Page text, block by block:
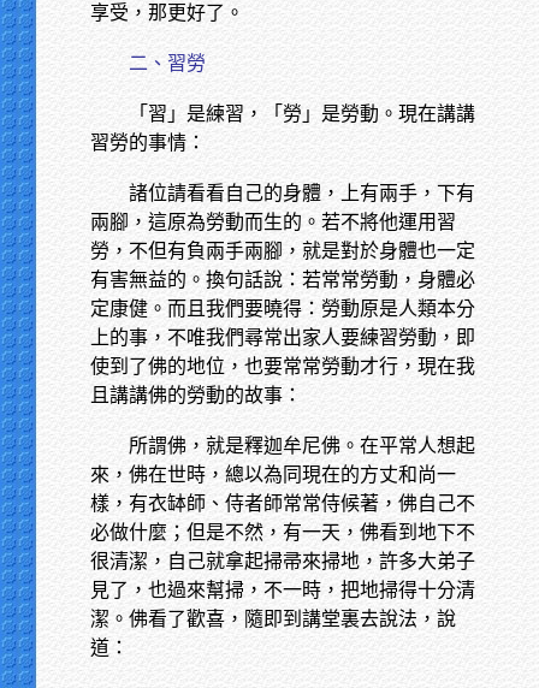
享受，那更好了。
二、習勞
「習」是練習，「勞」是勞動。現在講講
習勞的事情：
諸位請看看自己的身體，上有兩手，下有
兩腳，這原為勞動而生的。若不將他運用習
勞，不但有負兩手兩腳，就是對於身體也一定
有害無益的。換句話說：若常常勞動，身體必
定康健。而且我們要曉得：勞動原是人類本分
上的事，不唯我們尋常出家人要練習勞動，即
使到了佛的地位，也要常常勞動才行，現在我
且講講佛的勞動的故事：
所謂佛，就是釋迦牟尼佛。在平常人想起
來，佛在世時，總以為同現在的方丈和尚一
樣，有衣缽師、侍者師常常侍候著，佛自己不
必做什麼；但是不然，有一天，佛看到地下不
很清潔，自己就拿起掃帚來掃地，許多大弟子
見了，也過來幫掃，不一時，把地掃得十分清
潔。佛看了歡喜，隨即到講堂裏去說法，說
道：